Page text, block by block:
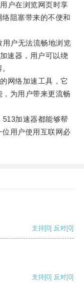
户在浏览网页时享
阻塞带来的不便和
户无法流畅地浏览
速器，用户可以绕
网络加速工具，它
为用户带来更流畅
加速器都能够帮
用户使用互联网必
支持[0] 反对[0]
支持[0] 反对[0]